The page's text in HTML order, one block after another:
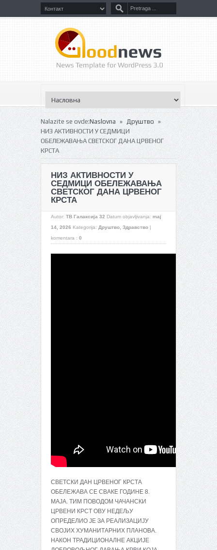
Nalazite se ovde:Naslovna » Друштво »
НИЗ АКТИВНОСТИ У СЕДМИЦИ
ОБЕЛЕЖАВАЊА СВЕТСКОГ ДАНА ЦРВЕНОГ
КРСТА
НИЗ АКТИВНОСТИ У
СЕДМИЦИ ОБЕЛЕЖАВАЊА
СВЕТСКОГ ДАНА ЦРВЕНОГ
КРСТА
Autor: ТВ Галаксија 32 Datum objavljivanja: maj
14, 2026 Kategorija: Друштво Здравство |
komentara : 0
СВЕТСКИ ДАН ЦРВЕНОГ КРСТА
ОБЕЛЕЖАВА СЕ СВАКЕ ГОДИНЕ 8.
МАЈА. ТИМ ПОВОДОМ ЧАЧАНСКИ
ЦРВЕНИ КРСТ ОВУ НЕДЕЉУ
ОПРЕДЕЛИО ЈЕ ЗА РЕАЛИЗАЦИЈУ
СВОЈИХ ХУМАНИТАРНИХ ПЛАНОВА.
НАКОН ТРАДИЦИОНАЛНЕ АКЦИЈЕ